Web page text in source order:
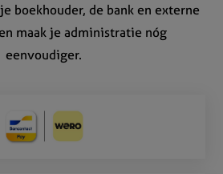
boekhouder, de bank en externe
maak je administratie nóg
eenvoudiger.